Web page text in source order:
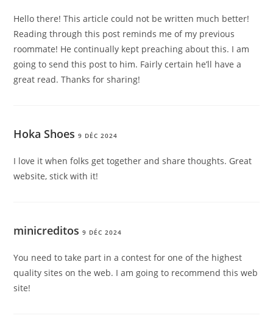
Hello there! This article could not be written much better!
Reading through this post reminds me of my previous
roommate! He continually kept preaching about this. I am
going to send this post to him. Fairly certain he’ll have a
great read. Thanks for sharing!
Hoka Shoes 9 DÉC 2024
I love it when folks get together and share thoughts. Great
website, stick with it!
minicreditos 9 DÉC 2024
You need to take part in a contest for one of the highest
quality sites on the web. I am going to recommend this web
site!